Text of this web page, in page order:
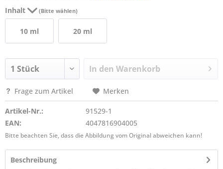
Inhalt (Bitte wählen)
10 ml 20 ml
In den Warenkorb
Frage zum Artikel Merken
Artikel-Nr.:
91529-1
EAN:
4047816904005
Bitte beachten Sie, dass die Abbildung vom Original abweichen kann!
Beschreibung